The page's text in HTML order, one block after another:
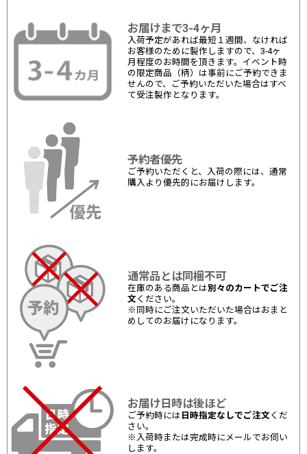
お届けまで3-4ヶ月
入荷予定があれば最短１週間、なければ
お客様のために製作しますので、3-4ヶ
月程度のお時間を頂きます。イベント時
の限定商品（柄）は事前にご予約できま
せんので、ご予約いただいた場合はすべ
て受注製作となります。
予約者優先
ご予約いただくと、入荷の際には、通常
購入より優先的にお届けします。
通常品とは同梱不可
在庫のある商品とは別々のカートでご注
文 ください。
※同時にご注文いただいた場合はおまと
めしてのお届けになります。
お届け日時は後ほど
ご予約時には 日時指定なしでご注文 くだ
さい。
※入荷時または完成時にメールでお伺い
します。